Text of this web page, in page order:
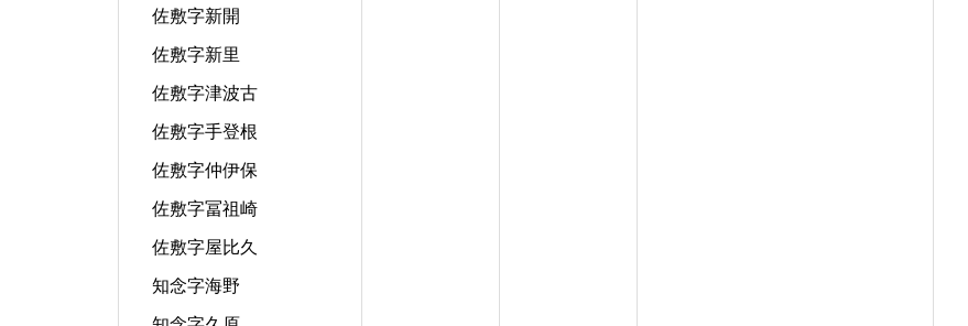
佐敷字新開
佐敷字新里
佐敷字津波古
佐敷字手登根
佐敷字仲伊保
佐敷字冨祖崎
佐敷字屋比久
知念字海野